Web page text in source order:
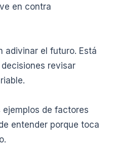
en contra
adivinar el futuro. Está
revisar
ejemplos de factores
entender porque toca